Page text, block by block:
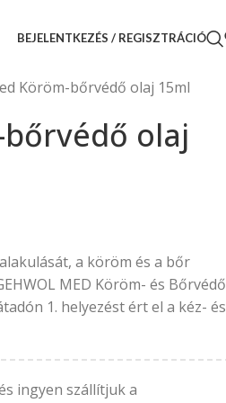
BEJELENTKEZÉS / REGISZTRÁCIÓ
Köröm-bőrvédő olaj 15ml
olaj
a köröm és a bőr
MED Köröm- és Bőrvédő
1. helyezést ért el a kéz- és
ingyen szállítjuk a